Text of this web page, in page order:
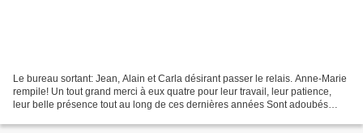
Le bureau sortant: Jean, Alain et Carla désirant passer le relais. Anne-Marie
rempile! Un tout grand merci à eux quatre pour leur travail, leur patience,
leur belle présence tout au long de ces dernières années Sont adoubés